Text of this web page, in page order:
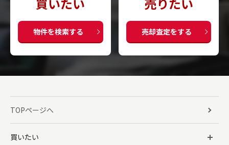
物件を検索する 売却査定をする
TOPページへ
買いたい